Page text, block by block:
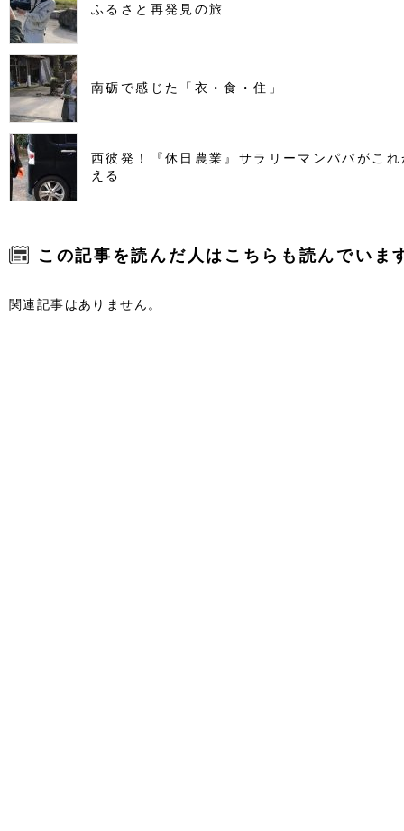
ふるさと再発見の旅
南砺で感じた「衣・食・住」
西彼発！『休日農業』サラリーマンパパがこ
える
この記事を読んだ人はこちらも読んでいま
関連記事はありません。